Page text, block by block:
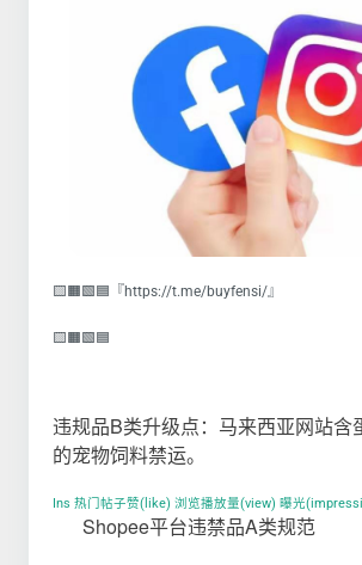
🟨🟧🟩🟦『https://t.me/buyfensi/』
🟨🟧🟩🟦
违规品B类升级点：马来西亚网站含
的宠物饲料禁运。
Ins 热门帖子赞(like) 浏览播放量(view) 曝光
Shopee平台违禁品A类规范